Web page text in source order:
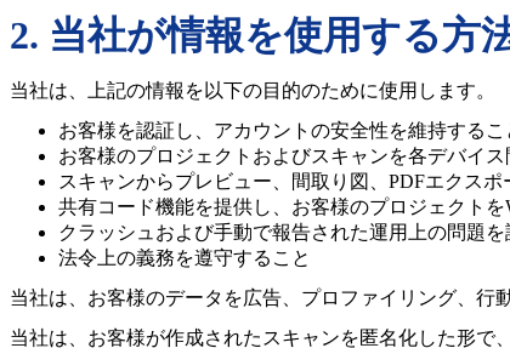
2. 当社が情報を使用する方
当社は、上記の情報を以下の目的のために使用します。
お客様を認証し、アカウントの安全性を維持するこ
お客様のプロジェクトおよびスキャンを各デバイス
スキャンからプレビュー、間取り図、PDFエクスポ
共有コード機能を提供し、お客様のプロジェクトを
クラッシュおよび手動で報告された運用上の問題を
法令上の義務を遵守すること
当社は、お客様のデータを広告、プロファイリング、行
当社は、お客様が作成されたスキャンを匿名化した形